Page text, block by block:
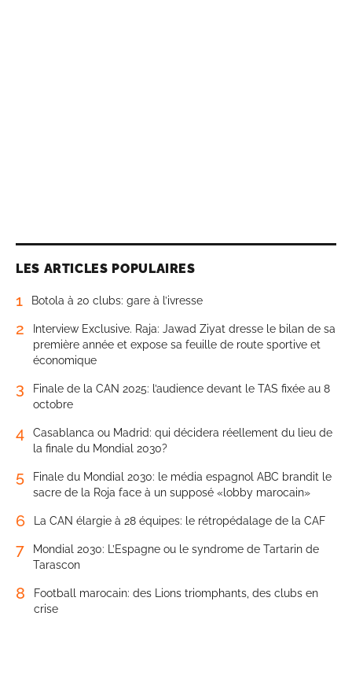
LES ARTICLES POPULAIRES
1 Botola à 20 clubs: gare à l’ivresse
2
Interview Exclusive. Raja: Jawad Ziyat dresse le bilan de sa
première année et expose sa feuille de route sportive et
économique
3
Finale de la CAN 2025: l’audience devant le TAS fixée au 8
octobre
4
Casablanca ou Madrid: qui décidera réellement du lieu de
la finale du Mondial 2030?
5
Finale du Mondial 2030: le média espagnol ABC brandit le
sacre de la Roja face à un supposé «lobby marocain»
6 La CAN élargie à 28 équipes: le rétropédalage de la CAF
7
Mondial 2030: L’Espagne ou le syndrome de Tartarin de
Tarascon
8
Football marocain: des Lions triomphants, des clubs en
crise